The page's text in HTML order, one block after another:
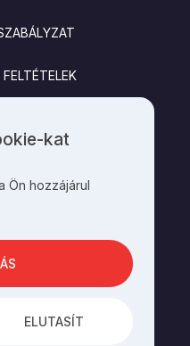
FEJLESZTETTE
kat
Ön hozzájárul
ELUTASÍT